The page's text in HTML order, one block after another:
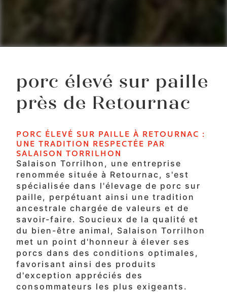
porc élevé sur paille
près de Retournac
PORC ÉLEVÉ SUR PAILLE À RETOURNAC :
UNE TRADITION RESPECTÉE PAR
SALAISON TORRILHON
Salaison Torrilhon, une entreprise
renommée située à Retournac, s'est
spécialisée dans l'élevage de porc sur
paille, perpétuant ainsi une tradition
ancestrale chargée de valeurs et de
savoir-faire. Soucieux de la qualité et
du bien-être animal, Salaison Torrilhon
met un point d'honneur à élever ses
porcs dans des conditions optimales,
favorisant ainsi des produits
d'exception appréciés des
consommateurs les plus exigeants.